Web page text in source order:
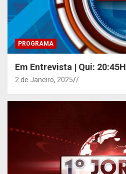
PROGRAMA
Em Entrevista | Qui: 20:45H
2 de Janeiro, 2025 /